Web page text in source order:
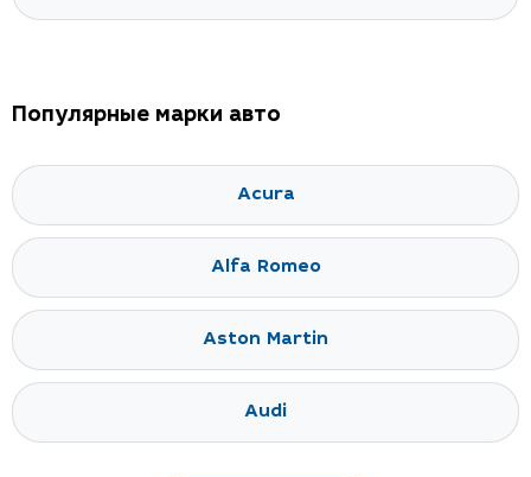
Популярные марки авто
Acura
Alfa Romeo
Aston Martin
Audi